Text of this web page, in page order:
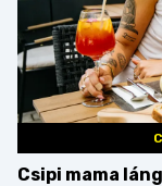
Csipi mama